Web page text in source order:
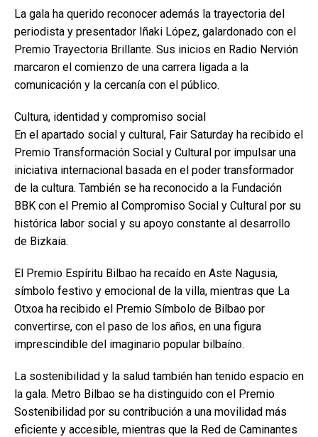
La gala ha querido reconocer además la trayectoria del
periodista y presentador Iñaki López, galardonado con el
Premio Trayectoria Brillante. Sus inicios en Radio Nervión
marcaron el comienzo de una carrera ligada a la
comunicación y la cercanía con el público.
Cultura, identidad y compromiso social
En el apartado social y cultural, Fair Saturday ha recibido el
Premio Transformación Social y Cultural por impulsar una
iniciativa internacional basada en el poder transformador
de la cultura. También se ha reconocido a la Fundación
BBK con el Premio al Compromiso Social y Cultural por su
histórica labor social y su apoyo constante al desarrollo
de Bizkaia.
El Premio Espíritu Bilbao ha recaído en Aste Nagusia,
símbolo festivo y emocional de la villa, mientras que La
Otxoa ha recibido el Premio Símbolo de Bilbao por
convertirse, con el paso de los años, en una figura
imprescindible del imaginario popular bilbaíno.
La sostenibilidad y la salud también han tenido espacio en
la gala. Metro Bilbao se ha distinguido con el Premio
Sostenibilidad por su contribución a una movilidad más
eficiente y accesible, mientras que la Red de Caminantes